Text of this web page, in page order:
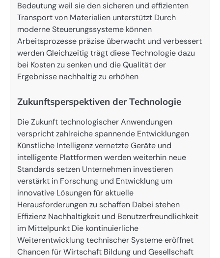
Bedeutung weil sie den sicheren und effizienten
Transport von Materialien unterstützt Durch
moderne Steuerungssysteme können
Arbeitsprozesse präzise überwacht und verbessert
werden Gleichzeitig trägt diese Technologie dazu
bei Kosten zu senken und die Qualität der
Ergebnisse nachhaltig zu erhöhen
Zukunftsperspektiven der Technologie
Die Zukunft technologischer Anwendungen
verspricht zahlreiche spannende Entwicklungen
Künstliche Intelligenz vernetzte Geräte und
intelligente Plattformen werden weiterhin neue
Standards setzen Unternehmen investieren
verstärkt in Forschung und Entwicklung um
innovative Lösungen für aktuelle
Herausforderungen zu schaffen Dabei stehen
Effizienz Nachhaltigkeit und Benutzerfreundlichkeit
im Mittelpunkt Die kontinuierliche
Weiterentwicklung technischer Systeme eröffnet
Chancen für Wirtschaft Bildung und Gesellschaft